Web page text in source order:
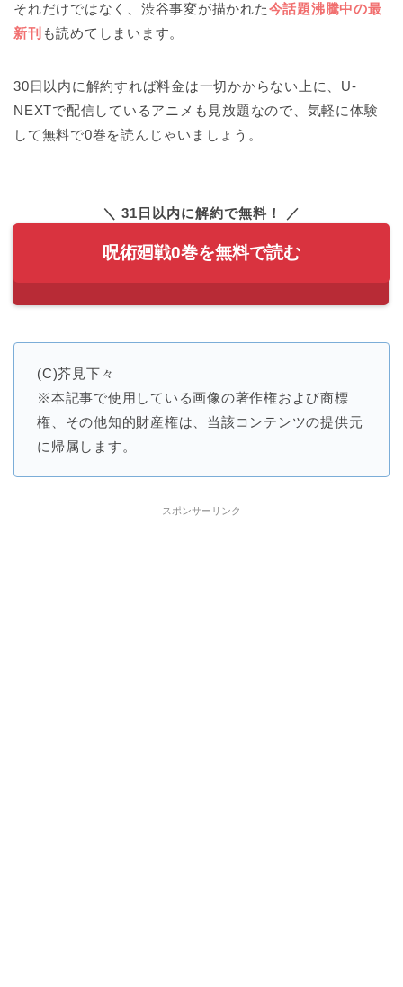
それだけではなく、渋谷事変が描かれた今話題沸騰中の最
新刊 も読めてしまいます。
30日以内に解約すれば料金は一切かからない上に、U-
NEXTで配信しているアニメも見放題なので、気軽に体験
して無料で0巻を読んじゃいましょう。
＼ 31日以内に解約で無料！ ／
呪術廻戦0巻を無料で読む
(C)芥見下々
※本記事で使用している画像の著作権および商標
権、その他知的財産権は、当該コンテンツの提供元
に帰属します。
スポンサーリンク